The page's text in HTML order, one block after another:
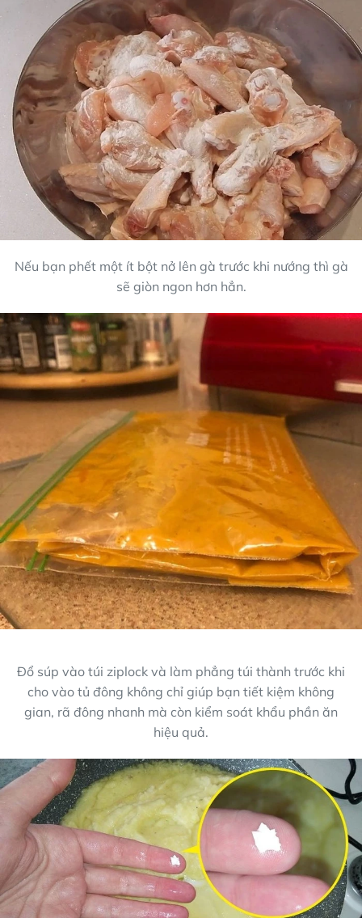
Nếu bạn phết một ít bột nở lên gà trước khi nướng thì gà
sẽ giòn ngon hơn hẳn.
Đổ súp vào túi ziplock và làm phẳng túi thành trước khi
cho vào tủ đông không chỉ giúp bạn tiết kiệm không
gian, rã đông nhanh mà còn kiểm soát khẩu phần ăn
hiệu quả.